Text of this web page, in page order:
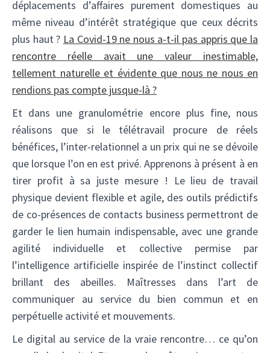
déplacements d’affaires purement domestiques au
même niveau d’intérêt stratégique que ceux décrits
plus haut ? La Covid-19 ne nous a-t-il pas appris que la
rencontre réelle avait une valeur inestimable,
tellement naturelle et évidente que nous ne nous en
rendions pas compte jusque-là ?
Et dans une granulométrie encore plus fine, nous
réalisons que si le télétravail procure de réels
bénéfices, l’inter-relationnel a un prix qui ne se dévoile
que lorsque l’on en est privé. Apprenons à présent à en
tirer profit à sa juste mesure ! Le lieu de travail
physique devient flexible et agile, des outils prédictifs
de co-présences de contacts business permettront de
garder le lien humain indispensable, avec une grande
agilité individuelle et collective permise par
l’intelligence artificielle inspirée de l’instinct collectif
brillant des abeilles. Maîtresses dans l’art de
communiquer au service du bien commun et en
perpétuelle activité et mouvements.
Le digital au service de la vraie rencontre… ce qu’on